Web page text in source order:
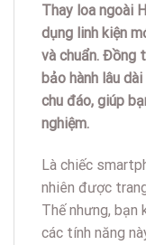
Thay loa ngoài
dụng linh kiện
và chuẩn. Đồng
bảo hành lâu
chu đáo, giúp
nghiệm.
Là chiếc
nhiên được
Thế nhưng, bạn
các tính năng